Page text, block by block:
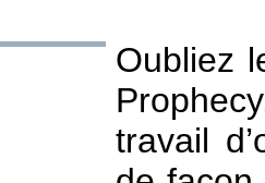
Oubliez
travail